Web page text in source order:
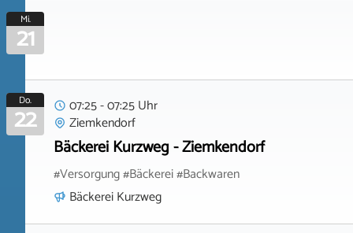
Mi.
21
Do.
22
07:25 - 07:25 Uhr
Ziemkendorf
Bäckerei Kurzweg - Ziemkendorf
#Versorgung #Bäckerei #Backwaren
Bäckerei Kurzweg